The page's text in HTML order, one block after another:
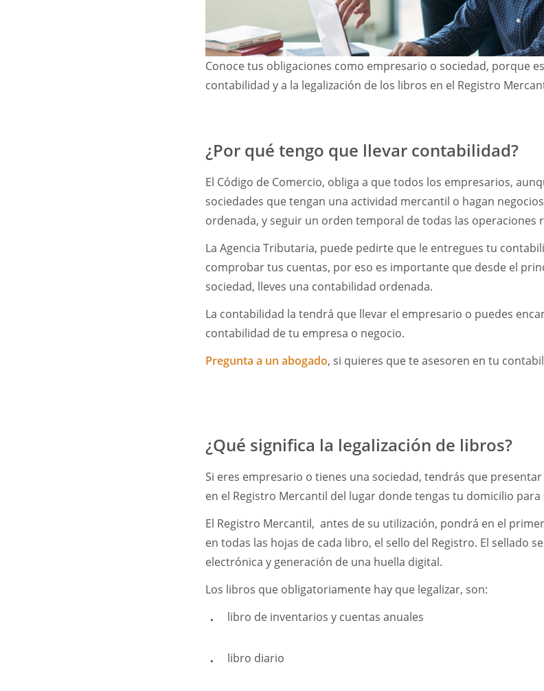
Conoce tus obligaciones como empresario o sociedad, porque
contabilidad y a la legalización de los libros en el Registro
¿Por qué tengo que llevar contabilidad?
El Código de Comercio, obliga a que todos los empresarios,
sociedades que tengan una actividad mercantil o hagan
ordenada, y seguir un orden temporal de todas las operaciones
La Agencia Tributaria, puede pedirte que le entregues tu
comprobar tus cuentas, por eso es importante que desde el
sociedad, lleves una contabilidad ordenada.
La contabilidad la tendrá que llevar el empresario o puedes
contabilidad de tu empresa o negocio.
Pregunta a un abogado, si quieres que te asesoren en tu
¿Qué significa la legalización de libros?
Si eres empresario o tienes una sociedad, tendrás que
en el Registro Mercantil del lugar donde tengas tu domicilio para
El Registro Mercantil, antes de su utilización, pondrá en el
en todas las hojas de cada libro, el sello del Registro. El sellado
electrónica y generación de una huella digital.
Los libros que obligatoriamente hay que legalizar, son:
libro de inventarios y cuentas anuales
libro diario